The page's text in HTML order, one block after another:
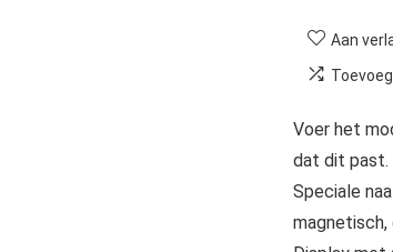
Aan
Voer het
dat dit past.
Speciale